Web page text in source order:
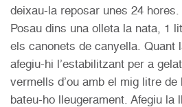
deixau-la reposar unes 24
Posau dins una olleta la nata, 1
els canonets de canyella. Quant
afegiu-hi l’estabilitzant per a
vermells d’ou amb el mig litre
bateu-ho lleugerament. Afegiu la